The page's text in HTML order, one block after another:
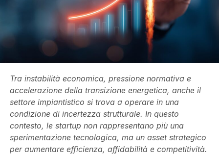
Tra instabilità economica, pressione normativa e
accelerazione della transizione energetica, anche il
settore impiantistico si trova a operare in una
condizione di incertezza strutturale. In questo
contesto, le startup non rappresentano più una
sperimentazione tecnologica, ma un asset strategico
per aumentare efficienza, affidabilità e competitività.